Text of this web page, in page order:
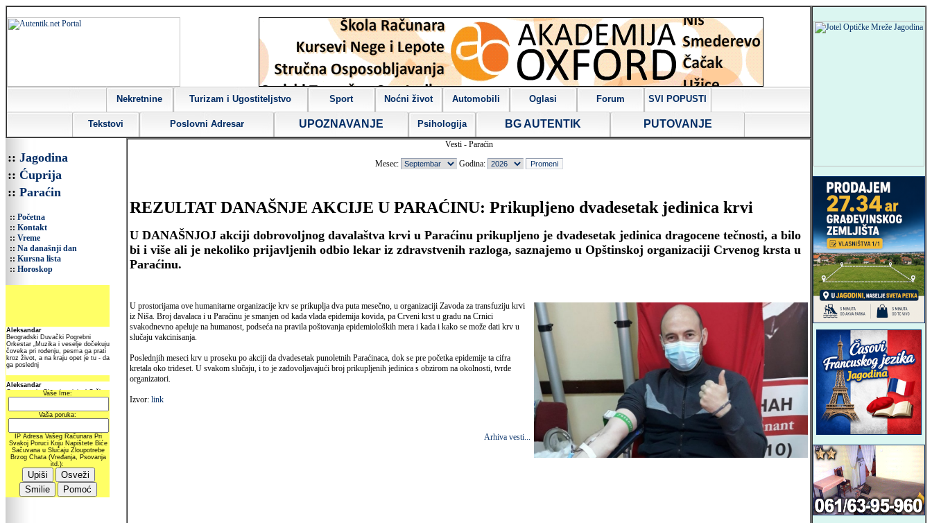
Nekretnine Turizam i Ugostiteljstvo Sport Noćni život Automobili Oglasi Forum SVI POPUSTI
Tekstovi Poslovni Adresar UPOZNAVANJE Psihologija BG AUTENTIK PUTOVANJE
:: Jagodina
:: Ćuprija
:: Paraćin
:: Početna
:: Kontakt
:: Vreme
:: Na današnji dan
:: Kursna lista
:: Horoskop
Vesti - Paraćin
Mesec:
Godina:
REZULTAT DANAŠNJE AKCIJE U PARAĆINU: Prikupljeno dvadesetak jedinica krvi
U DANAŠNJOJ akciji dobrovoljnog davalaštva krvi u Paraćinu prikupljeno je dvadesetak jedinica dragocene tečnosti, a bilo
bi i više ali je nekoliko prijavljenih odbio lekar iz zdravstvenih razloga, saznajemo u Opštinskoj organizaciji Crvenog krsta u
Paraćinu.
U prostorijama ove humanitarne organizacije krv se prikuplja dva puta mesečno, u organizaciji Zavoda za transfuziju krvi
iz Niša. Broj davalaca i u Paraćinu je smanjen od kada vlada epidemija kovida, pa Crveni krst u gradu na Crnici
svakodnevno apeluje na humanost, podseća na pravila poštovanja epidemioloških mera i kada i kako se može dati krv u
slučaju vakcinisanja.
Poslednjih meseci krv u proseku po akciji da dvadesetak punoletnih Paraćinaca, dok se pre početka epidemije ta cifra
kretala oko trideset. U svakom slučaju, i to je zadovoljavajući broj prikupljenih jedinica s obzirom na okolnosti, tvrde
organizatori.
Izvor: link
Arhiva vesti...